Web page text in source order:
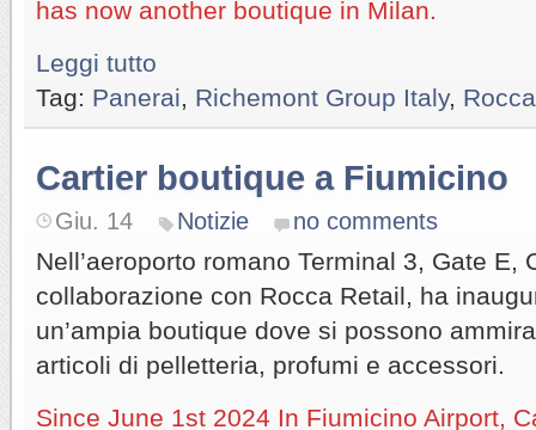
has now another boutique in Milan.
Leggi tutto
Tag: Panerai Richemont Group Italy, Rocca
Cartier boutique a Fiumicino
Giu. 14 Notizie no comments
Nell’aeroporto romano Terminal 3, Gate E,
collaborazione con Rocca Retail, ha
un’ampia boutique dove si possono
articoli di pelletteria, profumi e accessori.
Since June 1st 2024 In Fiumicino Airport,